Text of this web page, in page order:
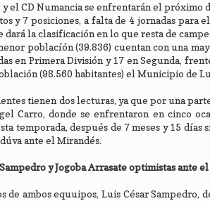
y el CD Numancia se enfrentarán el próximo
y 7 posiciones, a falta de 4 jornadas
dará la clasificación en lo que resta de
poblacíón (39.836) cuentan con una
en Primera División y 17 en Segunda,
(98.560 habitantes) el Municipio de
tienen dos lecturas, ya que por una
Carro, donde se enfrentaron en cinco
temporada, después de 7 meses y 15
ante el Mirandés.
y Jogoba Arrasate optimistas ante
de ambos equuipos, Luis César Sampedro,